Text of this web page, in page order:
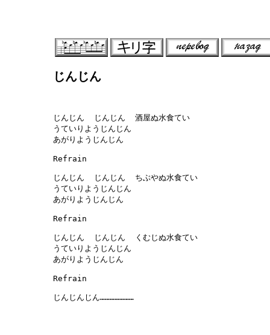
じんじん
じんじん  じんじん  酒屋ぬ水食てい
うていりようじんじん
あがりようじんじん
Refrain
じんじん  じんじん  ちぶやぬ水食てい
うていりようじんじん
あがりようじんじん
Refrain
じんじん  じんじん  くむじぬ水食てい
うていりようじんじん
あがりようじんじん
Refrain
じんじんじん…………………